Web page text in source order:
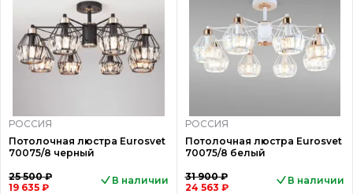
РОССИЯ
Потолочная люстра Eurosvet
70075/8 черный
25 500 ₽
19 635 ₽
В наличии
РОССИЯ
Потолочная люстра Eurosvet
70075/8 белый
31 900 ₽
24 563 ₽
В наличии